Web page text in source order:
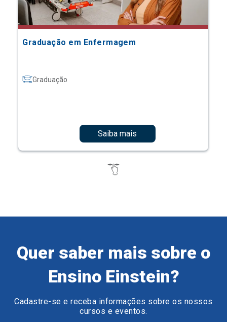
Graduação em Enfermagem
Graduação
Saiba mais
Quer saber mais sobre o
Ensino Einstein?
Cadastre-se e receba informações sobre os nossos
cursos e eventos.